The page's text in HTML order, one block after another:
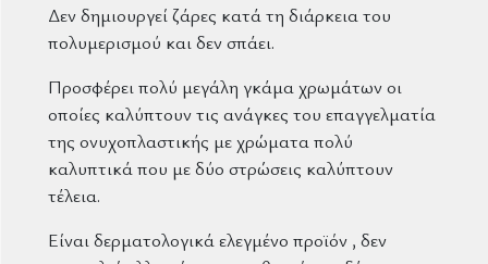
Δεν δημιουργεί ζάρες κατά τη διάρκεια του
πολυμερισμού και δεν σπάει.
Προσφέρει πολύ μεγάλη γκάμα χρωμάτων οι
οποίες καλύπτουν τις ανάγκες του επαγγελματία
της ονυχοπλαστικής με χρώματα πολύ
καλυπτικά που με δύο στρώσεις καλύπτουν
τέλεια.
Είναι δερματολογικά ελεγμένο προϊόν , δεν